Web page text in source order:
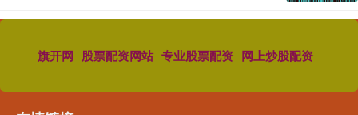
旗开网 股票配资网站 专业股票配资 网上炒股配资